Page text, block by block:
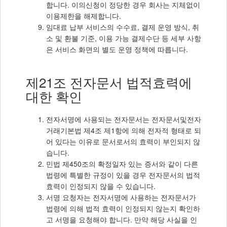
합니다. 이의신청이 정당한 경우 회사는 지체없이
이용제한을 해제합니다.
임대료 납부 서비스의 수수료, 결제 운영 방식, 취
소 및 환불 기준, 이용 가능 결제수단 등 세부 사항
은 서비스 화면의 별도 운영 정책에 따릅니다.
제21조 전자문서 법적효력에
대한 확인
전자서명에 사용되는 전자문서는 전자문서및전자
거래기본법 제4조 제1항에 의해 전자적 형태로 되
어 있다는 이유로 문서로서의 효력이 부인되지 않
습니다.
민법 제450조의 확정일자 있는 증서와 같이 다른
법령에 특별한 규정이 있을 경우 전자문서의 법적
효력이 인정되지 않을 수 있습니다.
서명 요청자는 전자서명에 사용하는 전자문서가
법령에 의해 법적 효력이 인정되지 않는지 확인하
고 서명을 요청해야 합니다. 만약 해당 사실을 인